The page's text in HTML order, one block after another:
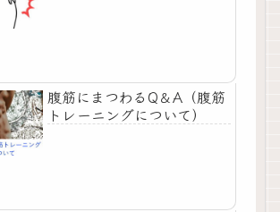
腹筋にまつわるQ＆A（腹筋
トレーニングについて）